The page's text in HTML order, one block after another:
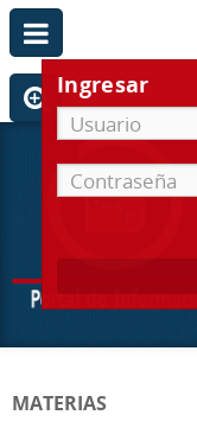
Ingresar
MATERIAS